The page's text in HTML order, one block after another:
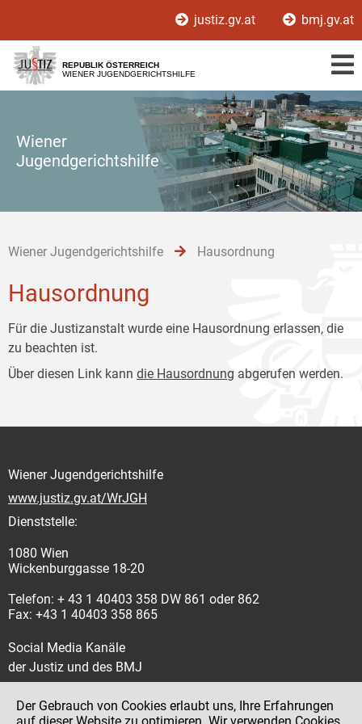
[1]
[2]
[3]
justiz.gv.at bmj.gv.at
REPUBLIK ÖSTERREICH
WIENER JUGENDGERICHTSHILFE
Wiener
Jugendgerichtshilfe
Wiener Jugendgerichtshilfe Hausordnung
Hausordnung
Für die Justizanstalt wurde eine Hausordnung erlassen, die
zu beachten ist.
Über diesen Link kann die Hausordnung abgerufen werden.
Wiener Jugendgerichtshilfe
www.justiz.gv.at/WrJGH
Dienststelle:
1080 Wien
Wickenburggasse 18-20
Telefon: + 43 1 40403 358 DW 861 oder 862
Fax: +43 1 40403 358 865
Social Media Kanäle
der Justiz und des BMJ
Der Gebrauch von Cookies erlaubt uns, Ihre Erfahrungen